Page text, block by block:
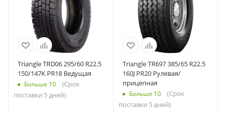
Triangle TRD06 295/60 R22.5
150/147K PR18 Ведущая
Больше 10
(Срок
поставки 5 дней)
Triangle TR697 385/65 R22.5
160J PR20 Рулевая/
прицепная
Больше 10
(Срок
поставки 5 дней)